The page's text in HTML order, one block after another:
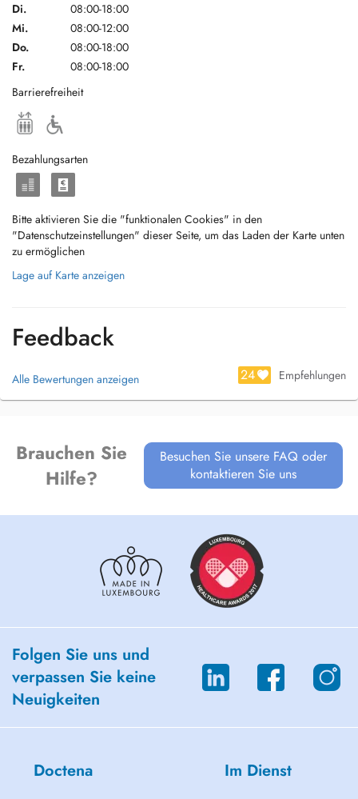
Di.
08:00-18:00
Mi.
08:00-12:00
Do.
08:00-18:00
Fr.
08:00-18:00
Barrierefreiheit
Bezahlungsarten
Bitte aktivieren Sie die "funktionalen Cookies" in den
"Datenschutzeinstellungen" dieser Seite, um das Laden der Karte unten
zu ermöglichen
Lage auf Karte anzeigen
Feedback
Alle Bewertungen anzeigen 24 Empfehlungen
Brauchen Sie
Hilfe?
Besuchen Sie unsere FAQ oder
kontaktieren Sie uns
Folgen Sie uns und
verpassen Sie keine
Neuigkeiten
Doctena Im Dienst